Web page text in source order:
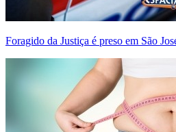
Foragido da Justiça é preso em São